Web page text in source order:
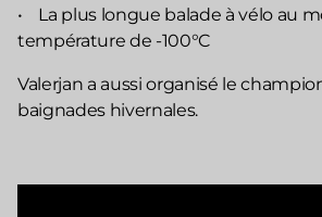
• La plus longue balade à vélo au
température de -100°C
Valerjan a aussi organisé le
baignades hivernales.